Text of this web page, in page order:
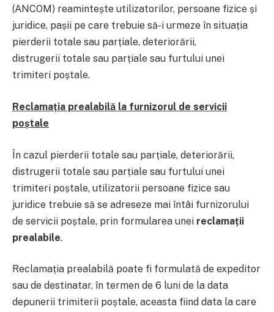
(ANCOM) reamintește utilizatorilor, persoane fizice și
juridice, pașii pe care trebuie să-i urmeze în situația
pierderii totale sau parțiale, deteriorării,
distrugerii totale sau parțiale sau furtului unei
trimiteri poștale.
Reclamația prealabilă la furnizorul de servicii
poștale
În cazul pierderii totale sau parțiale, deteriorării,
distrugerii totale sau parțiale sau furtului unei
trimiteri poștale, utilizatorii persoane fizice sau
juridice trebuie să se adreseze mai întâi furnizorului
de servicii poștale, prin formularea unei reclamații
prealabile.
Reclamația prealabilă poate fi formulată de expeditor
sau de destinatar, în termen de 6 luni de la data
depunerii trimiterii poștale, aceasta fiind data la care